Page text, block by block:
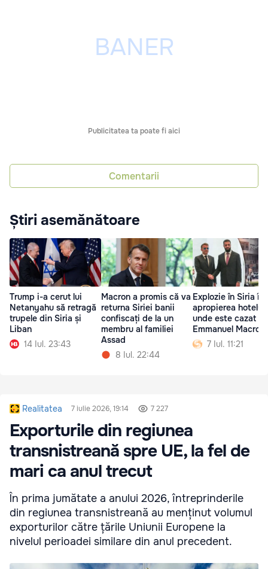
Publicitatea ta poate fi aici
Comentarii
Știri asemănătoare
Trump i-a cerut lui
Netanyahu să retragă
trupele din Siria și
Liban
14 Iul. 23:43
Macron a promis că va
returna Siriei banii
confiscați de la un
membru al familiei
Assad
8 Iul. 22:44
Explozie în Siria în
apropierea
unde este cazat
Emmanuel Macron
7 Iul. 11:21
Realitatea 7 iulie 2026, 19:14 7 227
Exporturile din regiunea
transnistreană spre UE, la fel de
mari ca anul trecut
În prima jumătate a anului 2026, întreprinderile
din regiunea transnistreană au menținut volumul
exporturilor către țările Uniunii Europene la
nivelul perioadei similare din anul precedent.